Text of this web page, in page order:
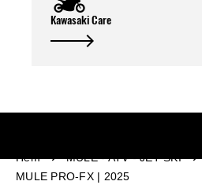
Kawasaki Care
Hem MULE - ATV - JET SKI
MULE PRO-FX | 2025